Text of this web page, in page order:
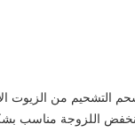
التشحيم من الزيوت
اللزوجة مناسب بشكل